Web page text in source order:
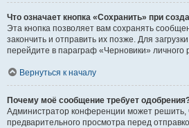
Что означает кнопка «Сохранить» при
Эта кнопка позволяет вам сохранять
закончить и отправить их позже. Для
перейдите в параграф «Черновики» личного
Вернуться к началу
Почему моё сообщение требует
Администратор конференции может решить,
предварительного просмотра перед